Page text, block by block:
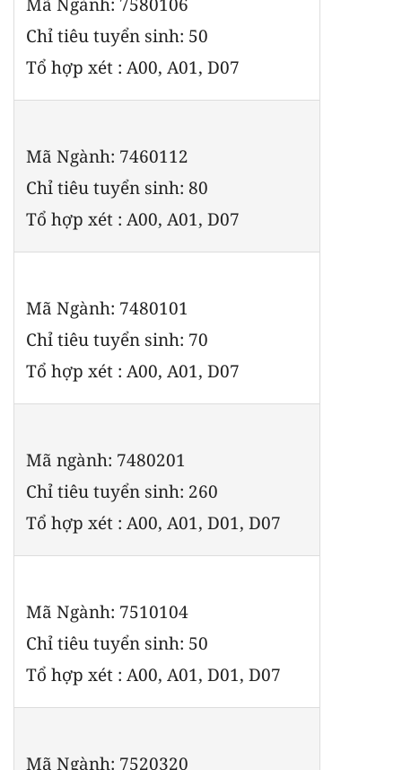
Chỉ tiêu tuyển sinh: 50
Tổ hợp xét : A00, A01, D07
Mã Ngành: 7460112
Chỉ tiêu tuyển sinh: 80
Tổ hợp xét : A00, A01, D07
Mã Ngành: 7480101
Chỉ tiêu tuyển sinh: 70
Tổ hợp xét : A00, A01, D07
Mã ngành: 7480201
Chỉ tiêu tuyển sinh: 260
Tổ hợp xét : A00, A01, D01, D07
Mã Ngành: 7510104
Chỉ tiêu tuyển sinh: 50
Tổ hợp xét : A00, A01, D01, D07
Mã Ngành: 7520320